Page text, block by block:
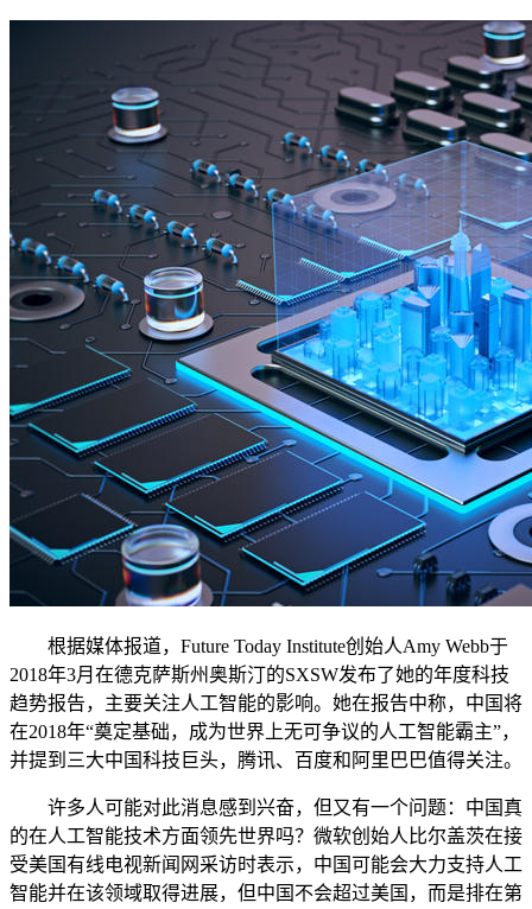
根据媒体报道，Future Today Institute创始人Amy Webb于
2018年3月在德克萨斯州奥斯汀的SXSW发布了她的年度科技
趋势报告，主要关注人工智能的影响。她在报告中称，中国将
在2018年“奠定基础，成为世界上无可争议的人工智能霸主”，
并提到三大中国科技巨头，腾讯、百度和阿里巴巴值得关注。
许多人可能对此消息感到兴奋，但又有一个问题：中国真
的在人工智能技术方面领先世界吗？微软创始人比尔盖茨在接
受美国有线电视新闻网采访时表示，中国可能会大力支持人工
智能并在该领域取得进展，但中国不会超过美国，而是排在第